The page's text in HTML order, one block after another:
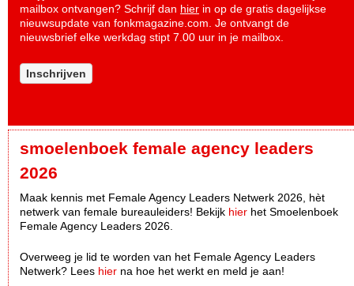
mailbox ontvangen? Schrijf dan hier in op de gratis dagelijkse
nieuwsupdate van fonkmagazine.com. Je ontvangt de
nieuwsbrief elke werkdag stipt 7.00 uur in je mailbox.
Inschrijven
smoelenboek female agency leaders
2026
Maak kennis met Female Agency Leaders Netwerk 2026, hèt
netwerk van female bureauleiders! Bekijk hier het Smoelenboek
Female Agency Leaders 2026.
Overweeg je lid te worden van het Female Agency Leaders
Netwerk? Lees hier na hoe het werkt en meld je aan!